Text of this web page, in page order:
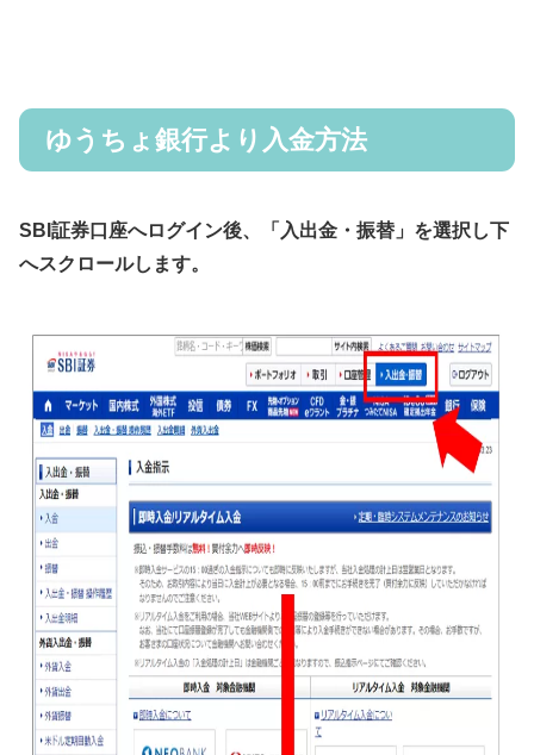
ゆうちょ銀行より入金方法
SBI証券口座へログイン後、「入出金・振替」を選択し下
へスクロールします。